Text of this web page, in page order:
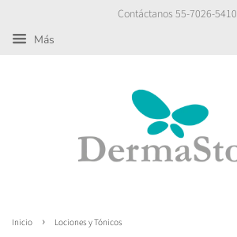
Contáctanos 55-7026-5410
Más
Inicio › Lociones y Tónicos